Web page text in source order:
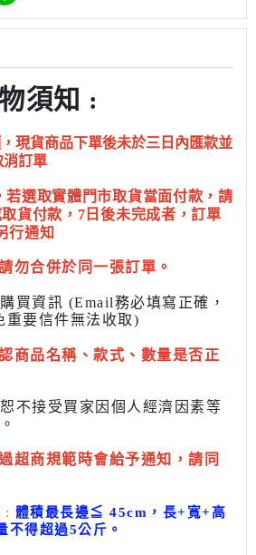
須知 :
現貨商品下單後未於三日內匯款並
訂單
選取實體門市取貨當面付款，請
貨付款，7日後未完成者，訂單
行通知
勿合併於同一張訂單。
買資訊 (Email務必填寫正確，
重要信件無法收取)
商品名稱、款式、數量是否正
不接受買家因個人經濟因素等
超商規範時會給予通知，請同
: 體積最長邊≦ 45cm，長+寬+高
不得超過5公斤 。